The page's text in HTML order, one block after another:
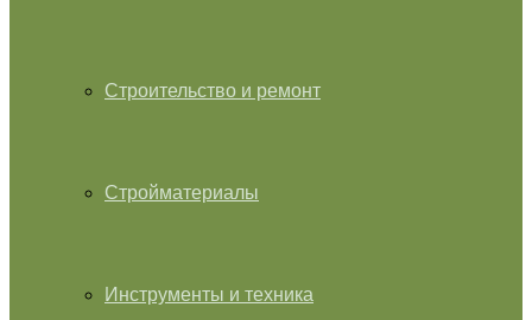
Строительство и ремонт
Стройматериалы
Инструменты и техника